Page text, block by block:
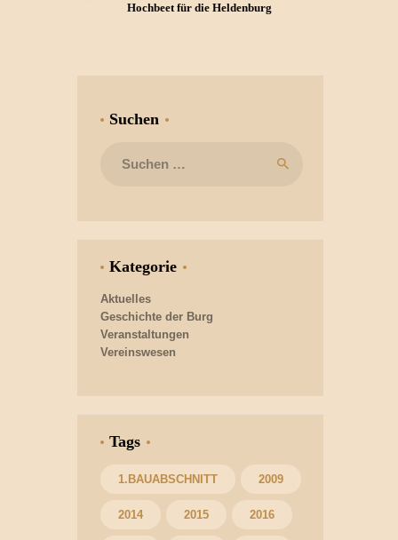
Hochbeet für die Heldenburg
Suchen
nach:
Kategorie
Aktuelles
Geschichte der Burg
Veranstaltungen
Vereinswesen
Tags
1.BAUABSCHNITT 2009
2014 2015 2016